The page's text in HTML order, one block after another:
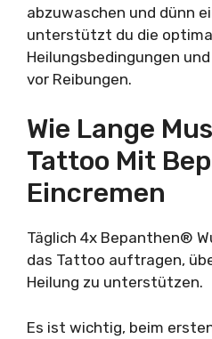
abzuwaschen und dünn
unterstützt du die
Heilungsbedingungen
vor Reibungen.
Wie Lange
Tattoo Mit
Eincremen
Täglich 4x Bepanthen®
das Tattoo auftragen,
Heilung zu unterstützen.
Es ist wichtig, beim